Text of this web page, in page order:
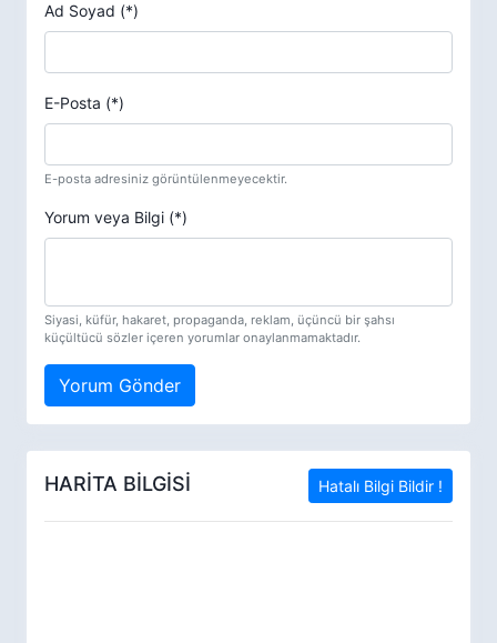
Ad Soyad (*)
E-Posta (*)
E-posta adresiniz görüntülenmeyecektir.
Yorum veya Bilgi (*)
Siyasi, küfür, hakaret, propaganda, reklam, üçüncü bir şahsı
küçültücü sözler içeren yorumlar onaylanmamaktadır.
Yorum Gönder
HARİTA BİLGİSİ Hatalı Bilgi Bildir !